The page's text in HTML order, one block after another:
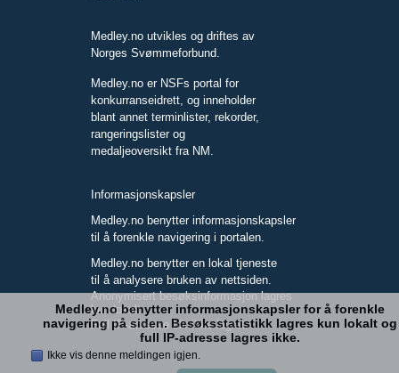
Medley.no utvikles og driftes av
Norges Svømmeforbund.
Medley.no er NSFs portal for
konkurranseidrett, og inneholder
blant annet terminlister, rekorder,
rangeringslister og
medaljeoversikt fra NM.
Informasjonskapsler
Medley.no benytter informasjonskapsler
til å forenkle navigering i portalen.
Medley.no benytter en lokal tjeneste
til å analysere bruken av nettsiden.
Anonymisert besøksinformasjon lagres
kun lokalt.
Full IP-adresse blir ikke lagret.
Medley.no benytter informasjonskapsler for å forenkle
navigering på siden. Besøksstatistikk lagres kun lokalt og
full IP-adresse lagres ikke.
Ikke vis denne meldingen igjen.